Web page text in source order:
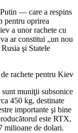
— care a respins
pentru oprirea
a unor rachete cu
ar constitui „un nou
şi Statele
rachete pentru Kiev
muniţii subsonice
450 kg, destinate
importante şi bine
este RTX,
milioane de dolari.